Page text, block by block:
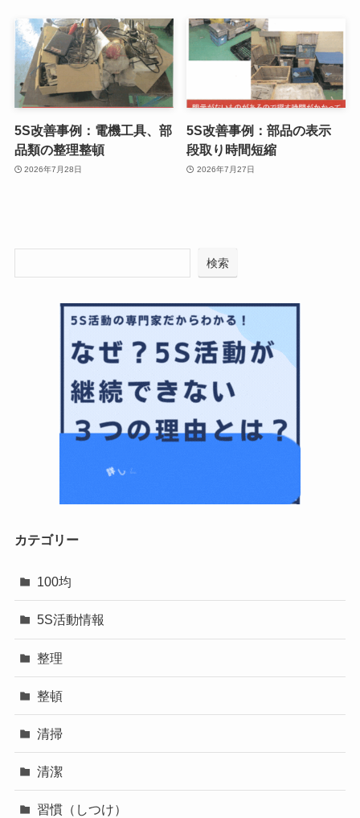
5S改善事例：電機工具、部
品類の整理整頓
2026年7月28日
5S改善事例：部品の表示
段取り時間短縮
2026年7月27日
検索
カテゴリー
100均
5S活動情報
整理
整頓
清掃
清潔
習慣（しつけ）